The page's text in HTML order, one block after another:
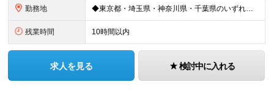
勤務地 ◆東京都・埼玉県・神奈川県・千葉県のいずれかの携帯ショップやイベント会場に配属 ◆「家から近い場所で働きたい！」という社員の要望に応えてプロジェクトを獲得した実例あり ■本社 東京都豊島区南池袋2-
残業時間 10時間以内
求人を見る 検討中に入れる